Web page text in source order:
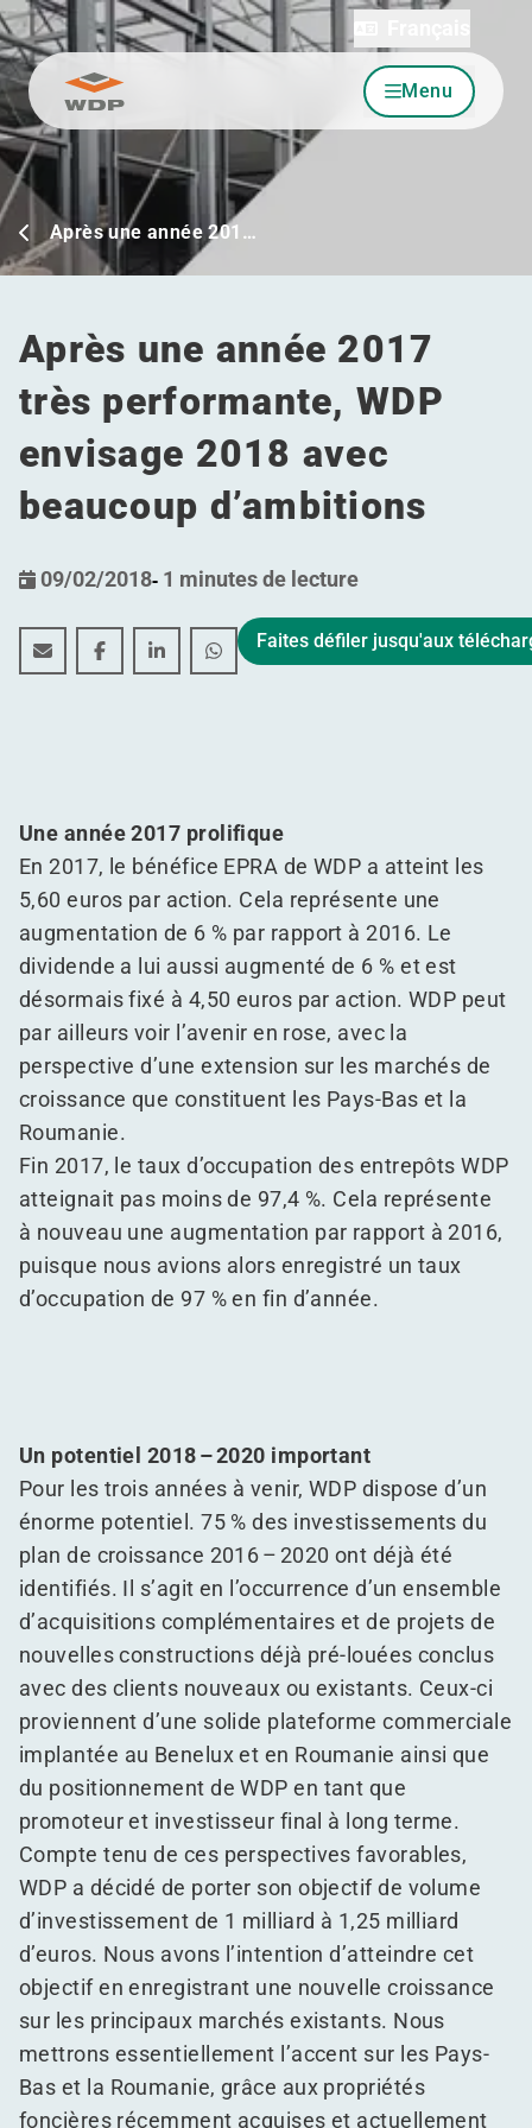
Allez au contenu Menu
Après une année 201…
Après une année 2017
très performante, WDP
envisage 2018 avec
beaucoup d’ambitions
09/02/2018- 1 minutes de lecture
Après une année 2017 très performante, WDP
Après une année 2017 très performante, WDP
Après une année 2017 très performante,
Après une année 2017 très
Faites défiler jusqu'aux
Une année 2017 prolifique
En 2017, le bénéfice EPRA de WDP a atteint les
5,60 euros par action. Cela représente une
augmentation de 6 % par rapport à 2016. Le
dividende a lui aussi augmenté de 6 % et est
désormais fixé à 4,50 euros par action. WDP peut
par ailleurs voir l’avenir en rose, avec la
perspective d’une extension sur les marchés de
croissance que constituent les Pays-Bas et la
Roumanie.
Fin 2017, le taux d’occupation des entrepôts WDP
atteignait pas moins de 97,4 %. Cela représente
à nouveau une augmentation par rapport à 2016,
puisque nous avions alors enregistré un taux
d’occupation de 97 % en fin d’année.
Un potentiel 2018 – 2020 important
Pour les trois années à venir, WDP dispose d’un
énorme potentiel. 75 % des investissements du
plan de croissance 2016 – 2020 ont déjà été
identifiés. Il s’agit en l’occurrence d’un ensemble
d’acquisitions complémentaires et de projets de
nouvelles constructions déjà pré-louées conclus
avec des clients nouveaux ou existants. Ceux-ci
proviennent d’une solide plateforme commerciale
implantée au Benelux et en Roumanie ainsi que
du positionnement de WDP en tant que
promoteur et investisseur final à long terme.
Compte tenu de ces perspectives favorables,
WDP a décidé de porter son objectif de volume
d’investissement de 1 milliard à 1,25 milliard
d’euros. Nous avons l’intention d’atteindre cet
objectif en enregistrant une nouvelle croissance
sur les principaux marchés existants. Nous
mettrons essentiellement l’accent sur les Pays-
Bas et la Roumanie, grâce aux propriétés
foncières récemment acquises et actuellement